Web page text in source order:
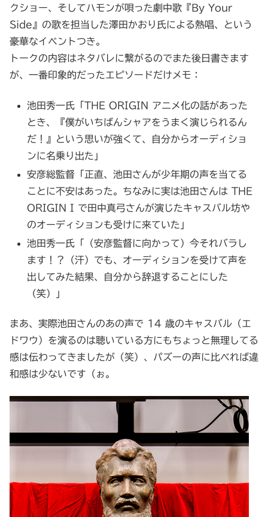
クショー、そしてハモンが唄った劇中歌『By Your
Side』の歌を担当した澤田かおり氏による熱唱、という
豪華なイベントつき。
トークの内容はネタバレに繋がるのでまた後日書きます
が、一番印象的だったエピソードだけメモ：
池田秀一氏「THE ORIGIN アニメ化の話があった
とき、『僕がいちばんシャアをうまく演じられるん
だ！』という思いが強くて、自分からオーディショ
ンに名乗り出た」
安彦総監督「正直、池田さんが少年期の声を当てる
ことに不安はあった。ちなみに実は池田さんは THE
ORIGIN I で田中真弓さんが演じたキャスバル坊や
のオーディションも受けに来ていた」
池田秀一氏「（安彦監督に向かって）今それバラし
ます！？（汗）でも、オーディションを受けて声を
出してみた結果、自分から辞退することにした
（笑）」
まあ、実際池田さんのあの声で 14 歳のキャスバル（エ
ドワウ）を演るのは聴いている方にもちょっと無理してる
感は伝わってきましたが（笑）、パズーの声に比べれば違
和感は少ないです（ぉ。